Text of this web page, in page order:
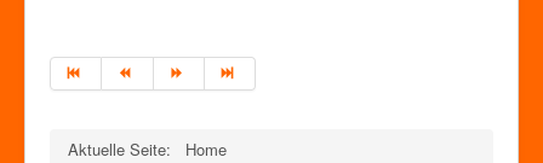
Aktuelle Seite: Home